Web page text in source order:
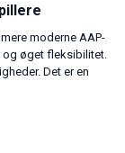
moderne AAP-
øget fleksibilitet.
Det er en